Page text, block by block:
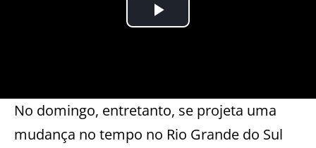
No domingo, entretanto, se projeta uma
mudança no tempo no Rio Grande do Sul